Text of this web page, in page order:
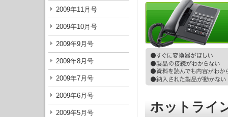
2009年11月号
2009年10月号
2009年9月号
2009年8月号
2009年7月号
2009年6月号
2009年5月号 ホットライ